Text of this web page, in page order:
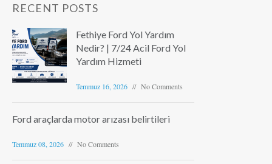
RECENT POSTS
Fethiye Ford Yol Yardım
Nedir? | 7/24 Acil Ford Yol
Yardım Hizmeti
Temmuz 16, 2026 No Comments
Ford araçlarda motor arızası belirtileri
Temmuz 08, 2026 No Comments